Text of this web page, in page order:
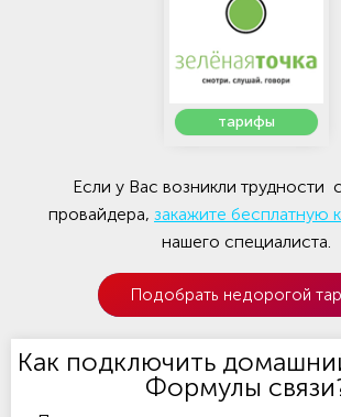
тарифы
Если у Вас возникли трудности
провайдера, закажите бесплатную
нашего специалиста.
Подобрать недорогой
Как подключить
Формулы